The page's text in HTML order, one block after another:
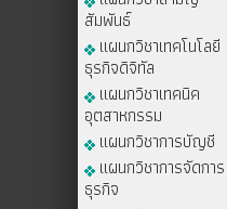
สัมพันธ์
แผนกวิชาเทคโนโลยี
ธุรกิจดิจิทัล
แผนกวิชาเทคนิค
อุตสาหกรรม
แผนกวิชาการบัญชี
แผนกวิชาการจัดการ
ธุรกิจ